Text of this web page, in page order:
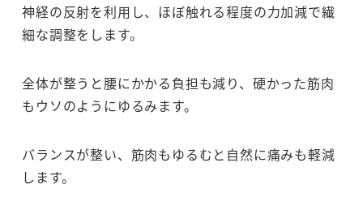
神経の反射を利用し、ほぼ触れる程度の力加減で繊
細な調整をします。
全体が整うと腰にかかる負担も減り、硬かった筋肉
もウソのようにゆるみます。
バランスが整い、筋肉もゆるむと自然に痛みも軽減
します。